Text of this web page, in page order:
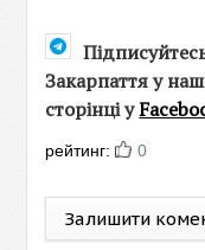
Закарпаття у
сторінці у
рейтинг: 0
Залишити